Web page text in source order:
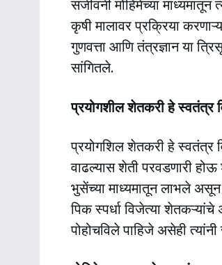
संजीवनी मोहिमेच्या
कृषी मालावर प्रक्रिया
गुणवत्ता आणि तंत्रज्ञान या
सांगितले.
प्रयोगशील शेतकरी हे स्वतंत्र
प्रयोगशिल शेतकरी हे स्वतंत्र
वाढल्यास शेती परवडणारी होऊ
भुसेंच्या माध्यमातून लाभले असून
पिक स्पर्धा विजेत्या
पोहोचविले पाहिजे असेही